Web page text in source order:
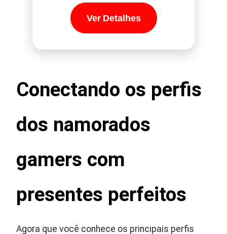
Ver Detalhes
Conectando os perfis
dos namorados
gamers com
presentes perfeitos
Agora que você conhece os principais perfis